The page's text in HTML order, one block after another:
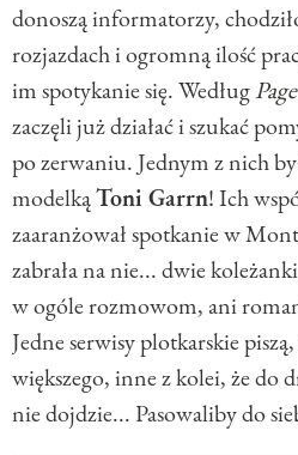
donoszą informatorzy,
rozjazdach i ogromną ilość
im spotykanie się. Według
zaczęli już działać i szukać
po zerwaniu. Jednym z nich
modelkąToni Garrn! Ich
zaaranżował spotkanie w
zabrała na nie... dwie
w ogóle rozmowom, ani
Jedne serwisy plotkarskie
większego, inne z kolei, że do
nie dojdzie... Pasowaliby do